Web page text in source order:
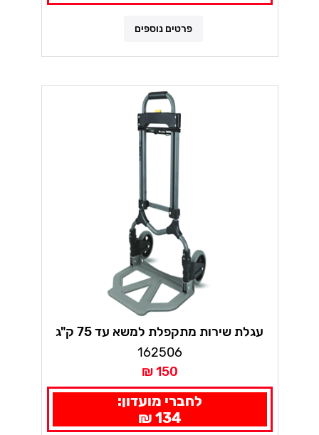
פרטים נוספים
עגלת שירות מתקפלת למשא עד 75 ק"ג
162506
150 ₪
לחברי מועדון:
134 ₪